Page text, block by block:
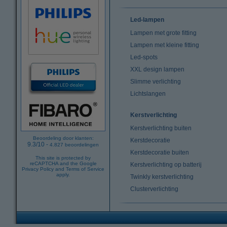
Beoordeling door klanten:
9.3/10 - 4.827 beoordelingen
This site is protected by
reCAPTCHA and the Google
Privacy Policy and Terms of Service
apply.
Led-lampen
Lampen met grote fitting
Lampen met kleine fitting
Led-spots
XXL design lampen
Slimme verlichting
Lichtslangen
Kerstverlichting
Kerstverlichting buiten
Kerstdecoratie
Kerstdecoratie buiten
Kerstverlichting op batterij
Twinkly kerstverlichting
Clusterverlichting